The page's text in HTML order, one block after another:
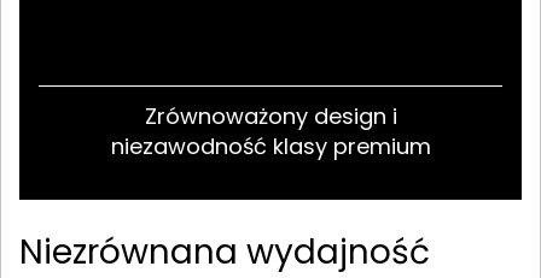
Zrównoważony design i
niezawodność klasy premium
Niezrównana wydajność